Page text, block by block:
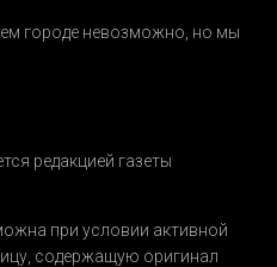
городе невозможно, но мы
редакцией газеты
при условии активной
содержащую оригинал